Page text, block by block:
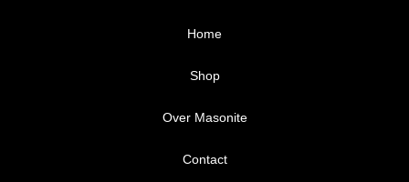
Home
Shop
Alle producten
Proefpakket
Over Masonite
Contact